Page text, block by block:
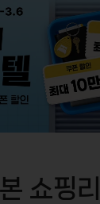
쇼핑